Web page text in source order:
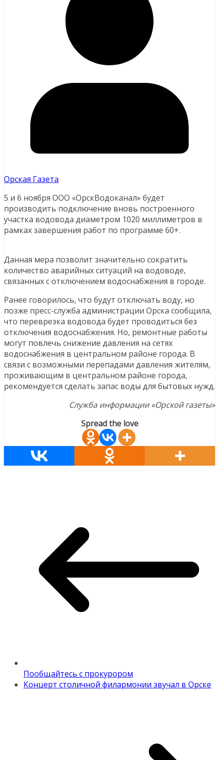
Орская Газета
5 и 6 ноября ООО «ОрскВодоканал» будет
производить подключение вновь построенного
участка водовода диаметром 1020 миллиметров в
рамках завершения работ по программе 60+.
Данная мера позволит значительно сократить
количество аварийных ситуаций на водоводе,
связанных с отключением водоснабжения в городе.
Ранее говорилось, что будут отключать воду, но
позже пресс-служба администрации Орска сообщила,
что переврезка водовода будет проводиться без
отключения водоснабжения. Но, ремонтные работы
могут повлечь снижение давления на сетях
водоснабжения в центральном районе города. В
связи с возможными перепадами давления жителям,
проживающим в центральном районе города,
рекомендуется сделать запас воды для бытовых нужд.
Служба информации «Орской газеты»
Spread the love
Пообщайтесь с прокурором
Концерт столичной филармонии звучал в Орске